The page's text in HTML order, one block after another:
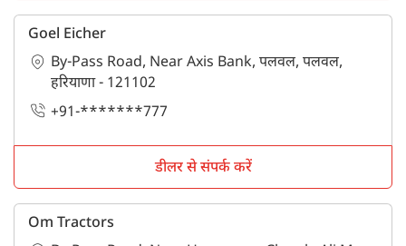
Goel Eicher
By-Pass Road, Near Axis Bank, पलवल, पलवल,
हरियाणा - 121102
+91-*******777
डीलर से संपर्क करें
Om Tractors